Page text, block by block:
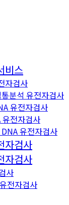
비스
자검사
통분석 유전자검사
유전자검사
전자검사
DNA 유전자검사
자검사
자검사
사
전자검사